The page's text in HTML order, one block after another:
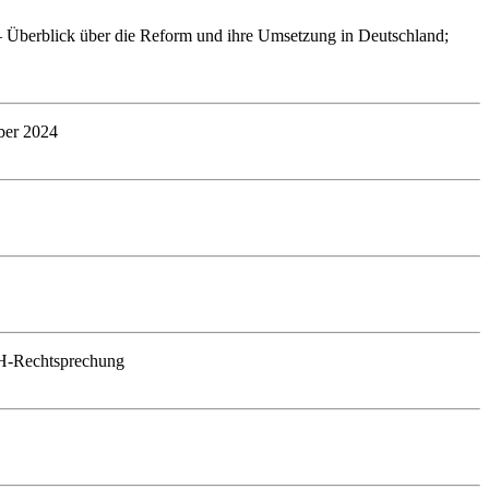
über die Reform und ihre Umsetzung in Deutschland;
2024
Rechtsprechung